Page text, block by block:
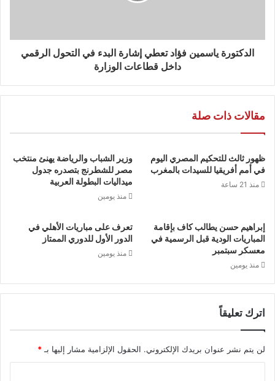
الدكتورة ياسمين فؤاد تعطي إشارة البدء في التحول الرقمي
داخل قطاعات الوزارة
مقالات ذات صلة
ظهور ثالث للتحكيم المصري اليوم
في أمم أفريقيا للسيدات بالمغرب
منذ 21 ساعة
وزير الشباب والرياضة يهنئ منتخب
مصر للشطرنج بتصدره جدول
ميداليات البطولة العربية
منذ يومين
إبراهيم حسن يطالب كاف بإقامة
المباريات الودية قبل الرسمية في
معسكر سبتمبر
منذ يومين
تعرف على مباريات الأهلي في
الدور الأول للدوري الممتاز
منذ يومين
اترك تعليقاً
لن يتم نشر عنوان بريدك الإلكتروني. الحقول الإلزامية مشار إليها بـ *